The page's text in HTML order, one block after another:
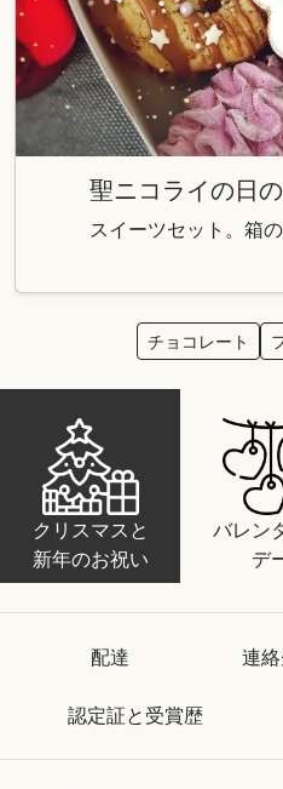
聖ニコライの日
スイーツセット。箱
チョコレート
クリスマスと
新年のお祝い
バレン
デ
配達 連
認定証と受賞歴